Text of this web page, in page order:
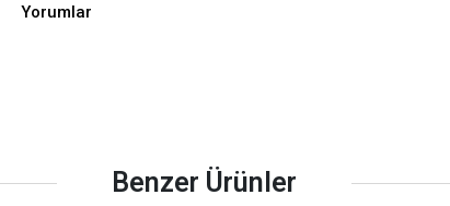
Yorumlar
Benzer Ürünler